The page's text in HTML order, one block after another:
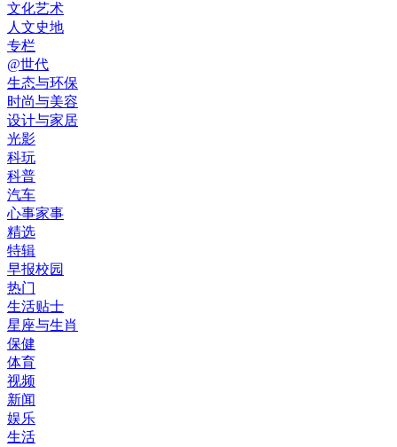
文化艺术
人文史地
专栏
@世代
生态与环保
时尚与美容
设计与家居
光影
科玩
科普
汽车
心事家事
精选
特辑
早报校园
热门
生活贴士
星座与生肖
保健
体育
视频
新闻
娱乐
生活